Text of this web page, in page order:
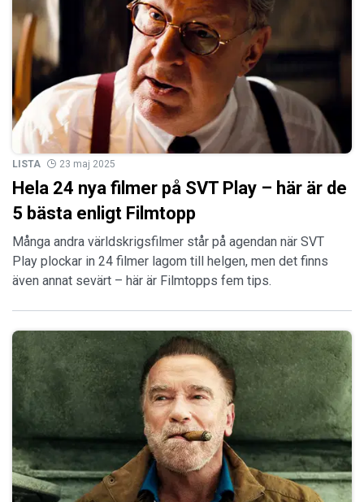
LISTA 23 maj 2025
Hela 24 nya filmer på SVT Play – här är de
5 bästa enligt Filmtopp
Många andra världskrigsfilmer står på agendan när SVT
Play plockar in 24 filmer lagom till helgen, men det finns
även annat sevärt – här är Filmtopps fem tips.